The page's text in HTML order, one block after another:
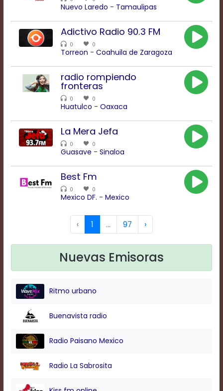
Window
Color
Nuevo Laredo - Tamaulipas
Adictivo Radio 90.3 FM
0 0
Torreon - Coahuila de Zaragoza
radio rompiendo
fronteras
0 0
Huatulco - Oaxaca
La Mera Jefa
0 0
Guasave - Sinaloa
Best Fm
0 0
Mexico DF. - Mexico
‹ 1 ... 97 ›
Nuevas Emisoras
Ritmo urbano
Buenavista radio
Radio Paisano Mexico
Radio La Sabrosita